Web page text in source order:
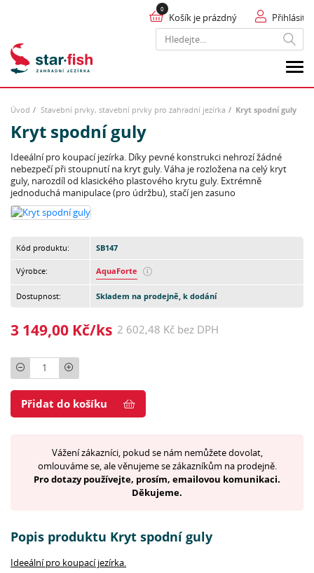
Hledat
Přihlásit
Košík je prázdný
Úvod Stavební prvky, stavební prvky pro zahradní jezírka Kryt spodní guly
Kryt spodní guly
Ideeální pro koupací jezírka. Díky pevné konstrukci nehrozí žádné
nebezpečí při stoupnutí na kryt guly. Váha je rozložena na celý kryt
guly, narozdíl od klasického plastového krytu guly. Extrémně
jednoduchá manipulace (pro údržbu), stačí jen zasuno
Kód produktu: SB147
Výrobce: AquaForte
Dostupnost: Skladem na prodejně, k dodání
3 149,00 Kč/ks 2 602,48 Kč bez DPH
Počet
Přidat do košíku
Vážení zákazníci, pokud se nám nemůžete dovolat,
omlouváme se, ale věnujeme se zákazníkům na prodejně.
Pro dotazy používejte, prosím, emailovou komunikaci.
Děkujeme.
Popis produktu Kryt spodní guly
Ideeální pro koupací jezírka.